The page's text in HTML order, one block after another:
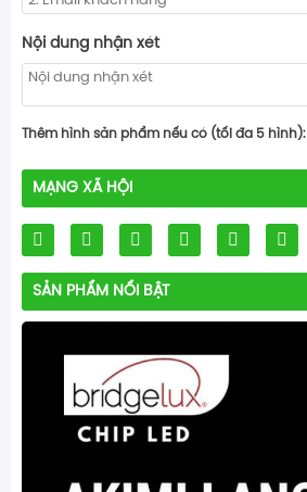
Nội dung nhận xét
Thêm hình sản phẩm nếu có (tối đa 5 hình):
MẠNG XÃ HỘI
SẢN PHẨM NỔI BẬT